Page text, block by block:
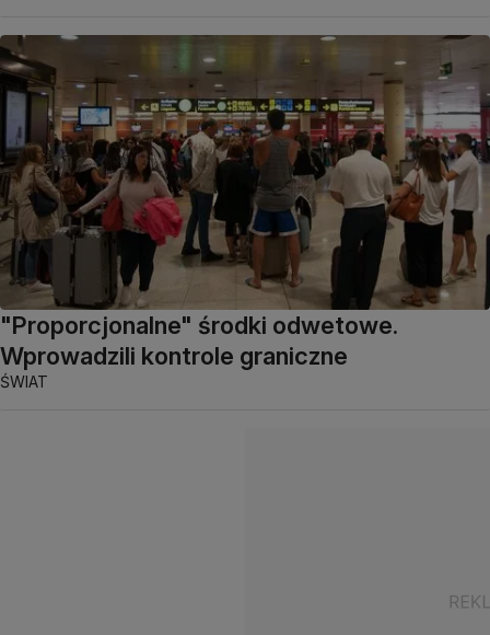
"Proporcjonalne" środki odwetowe.
Wprowadzili kontrole graniczne
ŚWIAT